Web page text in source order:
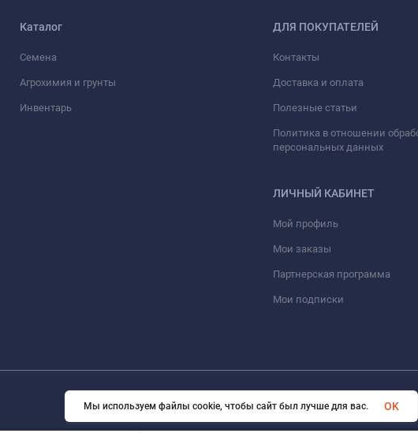
Каталог
Семена
Агрохимия и грунты
Инвентарь
ДЛЯ ПОКУПАТЕЛЕЙ
Контакты
Доставка и оплата
Полезные статьи
Политика в отношении
персональных данных
ЛИЧНЫЙ КАБИНЕТ
Мой профиль
Мои заказы
Партнерская программа
Мои подписки
© 2026 InSale. Все права защищены
Мы используем файлы cookie, чтобы сайт был лучше для вас. OK